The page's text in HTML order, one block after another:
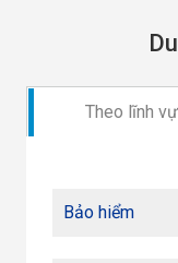
Theo lĩnh
Bảo hiểm